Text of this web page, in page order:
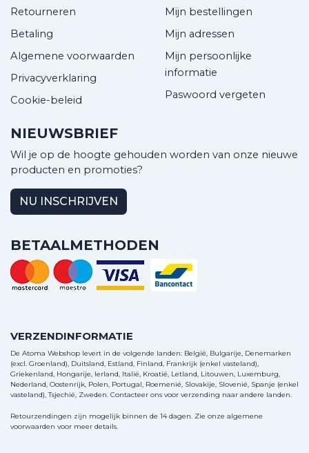
Retourneren
Betaling
Algemene voorwaarden
Privacyverklaring
Cookie-beleid
Mijn bestellingen
Mijn adressen
Mijn persoonlijke
informatie
Paswoord vergeten
NIEUWSBRIEF
Wil je op de hoogte gehouden worden van onze nieuwe
producten en promoties?
NU INSCHRIJVEN
BETAALMETHODEN
VERZENDINFORMATIE
De Atoma Webshop levert in de volgende landen: België, Bulgarije, Denemarken
(excl. Groenland), Duitsland, Estland, Finland, Frankrijk (enkel vasteland),
Griekenland, Hongarije, Ierland, Italië, Kroatië, Letland, Litouwen, Luxemburg,
Nederland, Oostenrijk, Polen, Portugal, Roemenië, Slovakije, Slovenië, Spanje (enkel
vasteland), Tsjechië, Zweden. Contacteer ons voor verzending naar andere landen.
Retourzendingen zijn mogelijk binnen de 14 dagen. Zie onze algemene
voorwaarden voor meer details.